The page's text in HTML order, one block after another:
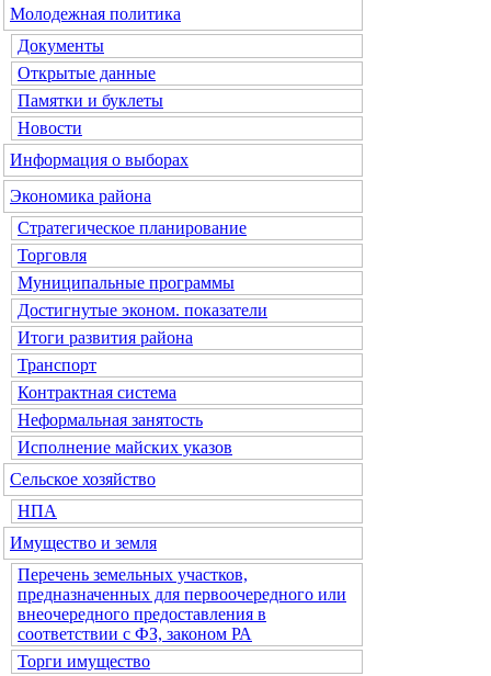
Молодежная политика
Документы
Открытые данные
Памятки и буклеты
Новости
Информация о выборах
Экономика района
Стратегическое планирование
Торговля
Муниципальные программы
Достигнутые эконом. показатели
Итоги развития района
Транспорт
Контрактная система
Неформальная занятость
Исполнение майских указов
Сельское хозяйство
НПА
Имущество и земля
Перечень земельных участков,
предназначенных для первоочередного или
внеочередного предоставления в
соответствии с ФЗ, законом РА
Торги имущество